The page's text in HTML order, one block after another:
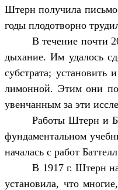
Штерн получила письмо
годы плодотворно
В течение почти
дыхание. Им удалось
субстрата;
лимонной. Этим они
увенчанным за эти
Работы Штерн и
фундаментальном
началась с работ
В 1917 г. Штерн
установила, что